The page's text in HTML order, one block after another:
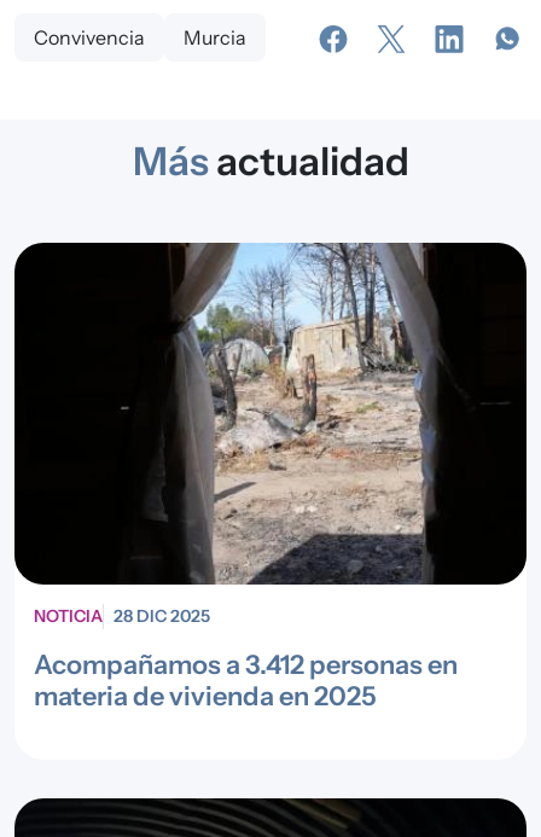
Convivencia Murcia
Másactualidad
NOTICIA 28 DIC 2025
Acompañamos a 3.412 personas en
materia de vivienda en 2025